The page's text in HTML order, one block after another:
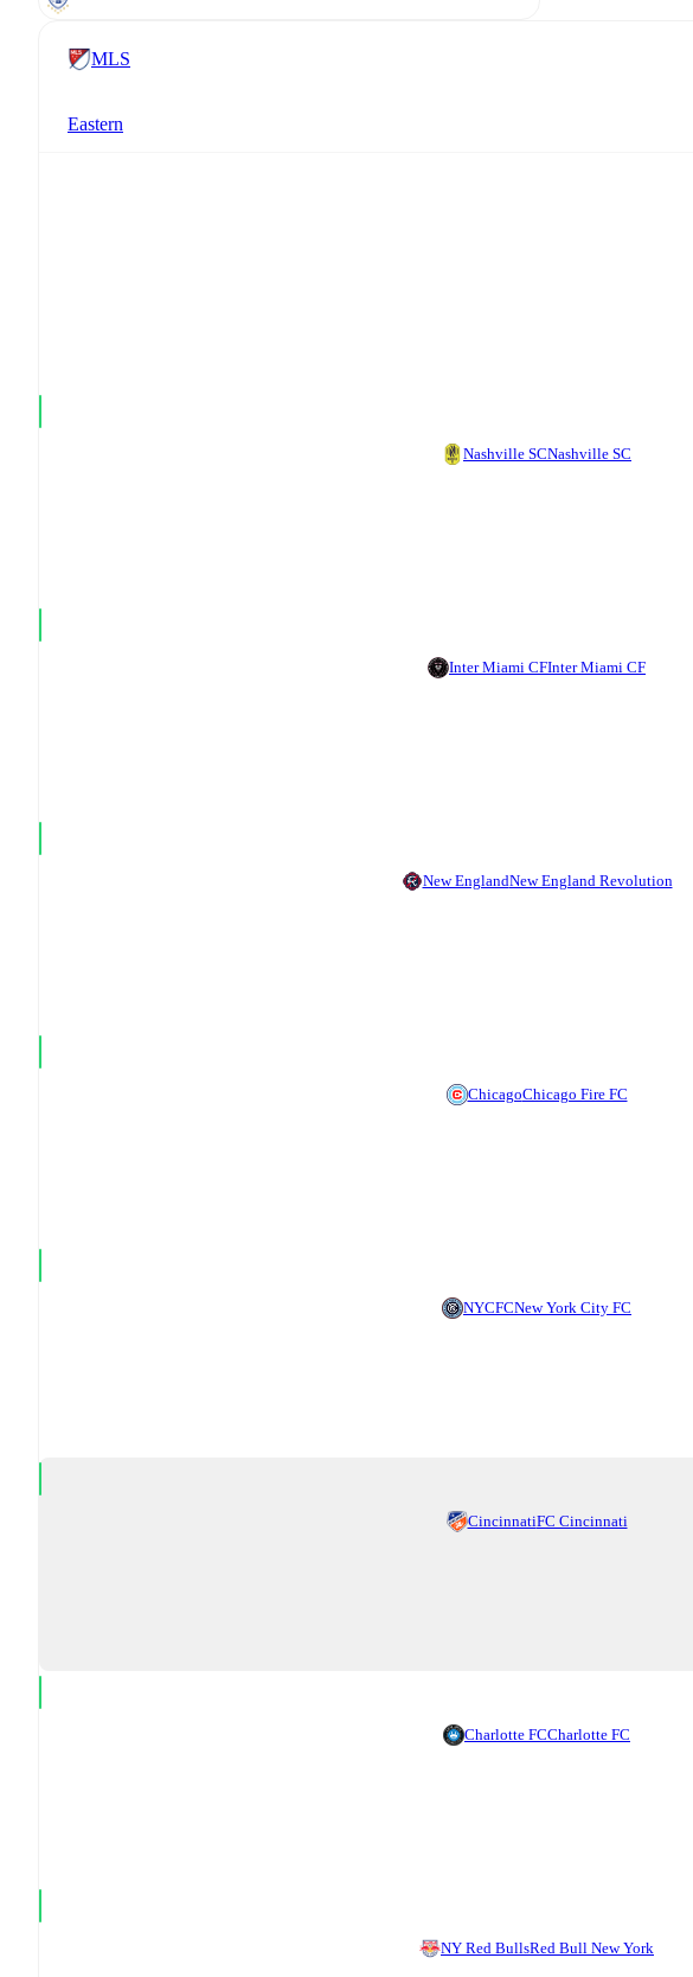
MLS
Eastern
Nashville SCNashville SC
Inter Miami CFInter Miami CF
New EnglandNew England Revolution
ChicagoChicago Fire FC
NYCFCNew York City FC
CincinnatiFC Cincinnati
Charlotte FCCharlotte FC
NY Red BullsRed Bull New York